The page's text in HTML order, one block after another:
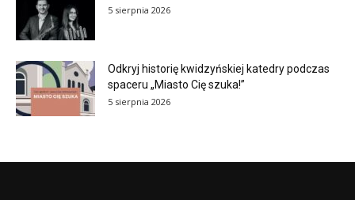
5 sierpnia 2026
Odkryj historię kwidzyńskiej katedry podczas
spaceru „Miasto Cię szuka!”
5 sierpnia 2026